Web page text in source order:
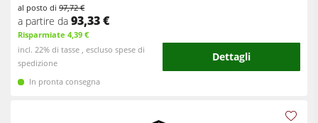
al posto di97,72 €
a partire da 93,33 €
Risparmiate 4,39 €
incl. 22% di tasse , escluso spese di
spedizione
Dettagli
In pronta consegna